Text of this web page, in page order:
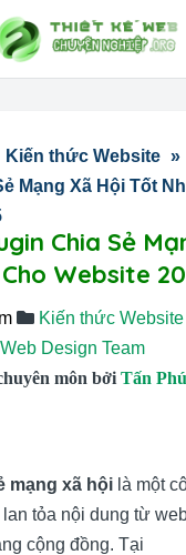
Kiến thức Website »
Mạng Xã Hội Tốt
Chia Sẻ
Website
Kiến thức Website
Web Design Team
môn bởi Tấn
mạng xã hội là một
tỏa nội dung từ
cộng đồng. Tại